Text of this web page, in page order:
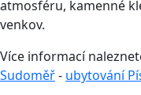
atmosféru, kamenné
venkov.
Více informací
Sudoměř- ubytování